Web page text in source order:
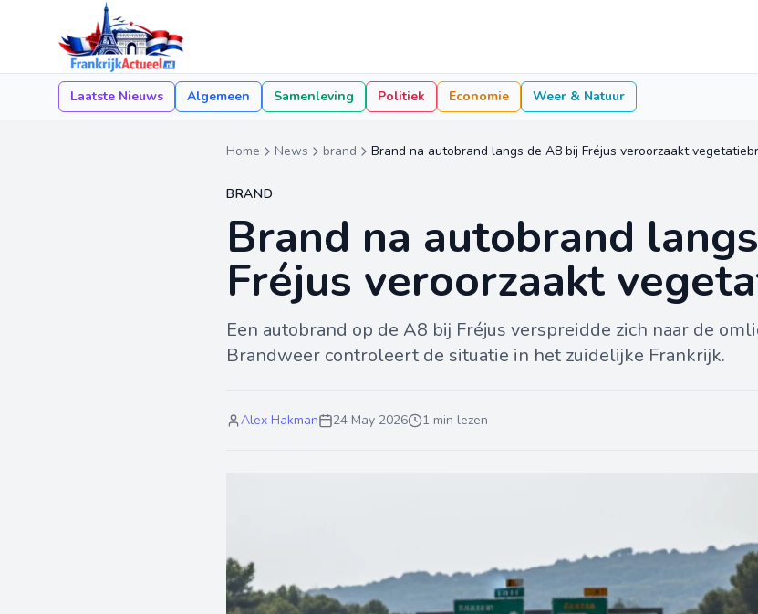
Laatste Nieuws Algemeen Samenleving Politiek Economie Weer & Natuur
Home News brand Brand na autobrand langs de A8 bij Fréjus veroorzaakt
BRAND
Brand na autobrand
Fréjus veroorzaakt
Een autobrand op de A8 bij Fréjus verspreidde zich naar de
Brandweer controleert de situatie in het zuidelijke Frankrijk.
Alex Hakman 24 May 2026 1 min lezen